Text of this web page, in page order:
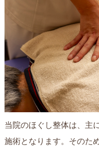
当院のほぐし整体は、主
施術となります。そのた